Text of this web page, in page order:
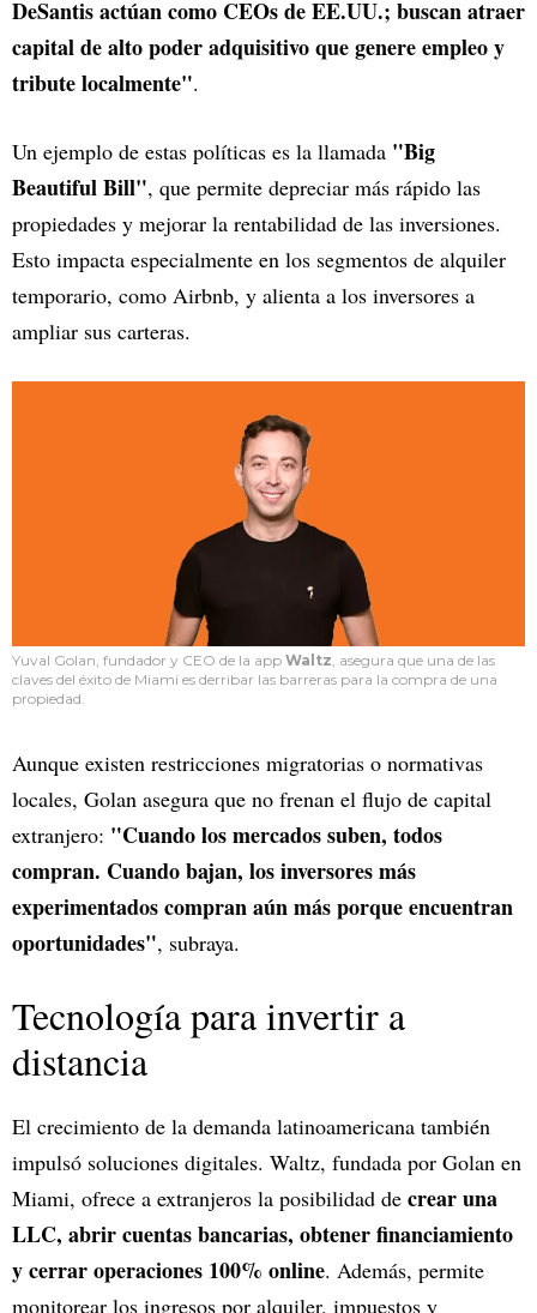
DeSantis actúan como CEOs de EE.UU.; buscan atraer
capital de alto poder adquisitivo que genere empleo y
tribute localmente".
Un ejemplo de estas políticas es la llamada "Big
Beautiful Bill", que permite depreciar más rápido las
propiedades y mejorar la rentabilidad de las inversiones.
Esto impacta especialmente en los segmentos de alquiler
temporario, como Airbnb, y alienta a los inversores a
ampliar sus carteras.
Yuval Golan, fundador y CEO de la app Waltz, asegura que una de las
claves del éxito de Miami es derribar las barreras para la compra de una
propiedad.
Aunque existen restricciones migratorias o normativas
locales, Golan asegura que no frenan el flujo de capital
extranjero: "Cuando los mercados suben, todos
compran. Cuando bajan, los inversores más
experimentados compran aún más porque encuentran
oportunidades", subraya.
Tecnología para invertir a
distancia
El crecimiento de la demanda latinoamericana también
impulsó soluciones digitales. Waltz, fundada por Golan en
Miami, ofrece a extranjeros la posibilidad de crear una
LLC, abrir cuentas bancarias, obtener financiamiento
y cerrar operaciones 100% online. Además, permite
monitorear los ingresos por alquiler, impuestos y